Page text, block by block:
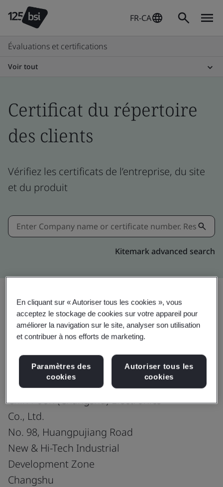
FR-CA
Évaluations et certifications
Voir tout
Certificat du répertoire
des clients
Vérifiez les certificats de l’entreprise, du site
et du produit
Kitemark advanced search
Partager:
ISO/IEC 27001:2022
Chin Poon (Changshu) Electronics
Co., Ltd.
No. 98, Huangpujiang Road
New & Hi-Tech Industrial
Development Zone
Changshu
En cliquant sur « Autoriser tous les cookies », vous
acceptez le stockage de cookies sur votre appareil pour
améliorer la navigation sur le site, analyser son utilisation
et contribuer à nos efforts de marketing.
Paramètres des
cookies
Autoriser tous les
cookies